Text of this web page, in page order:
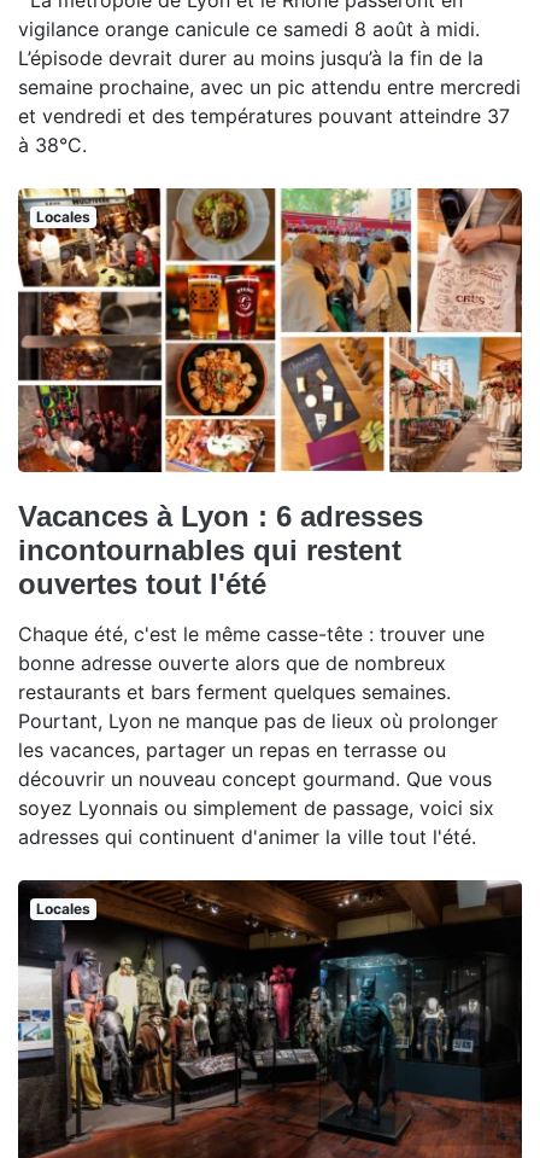
vigilance orange canicule ce samedi 8 août à midi.
L’épisode devrait durer au moins jusqu’à la fin de la
semaine prochaine, avec un pic attendu entre mercredi
et vendredi et des températures pouvant atteindre 37
à 38°C.
Locales
Vacances à Lyon : 6 adresses
incontournables qui restent
ouvertes tout l'été
Chaque été, c'est le même casse-tête : trouver une
bonne adresse ouverte alors que de nombreux
restaurants et bars ferment quelques semaines.
Pourtant, Lyon ne manque pas de lieux où prolonger
les vacances, partager un repas en terrasse ou
découvrir un nouveau concept gourmand. Que vous
soyez Lyonnais ou simplement de passage, voici six
adresses qui continuent d'animer la ville tout l'été.
Locales